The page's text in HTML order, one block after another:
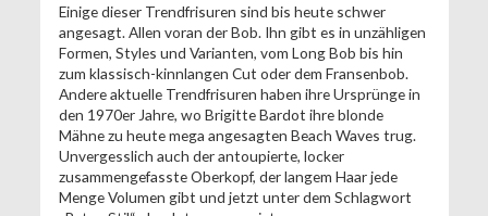
Einige dieser Trendfrisuren sind bis heute schwer
angesagt. Allen voran der Bob. Ihn gibt es in unzähligen
Formen, Styles und Varianten, vom Long Bob bis hin
zum klassisch-kinnlangen Cut oder dem Fransenbob.
Andere aktuelle Trendfrisuren haben ihre Ursprünge in
den 1970er Jahre, wo Brigitte Bardot ihre blonde
Mähne zu heute mega angesagten Beach Waves trug.
Unvergesslich auch der antoupierte, locker
zusammengefasste Oberkopf, der langem Haar jede
Menge Volumen gibt und jetzt unter dem Schlagwort